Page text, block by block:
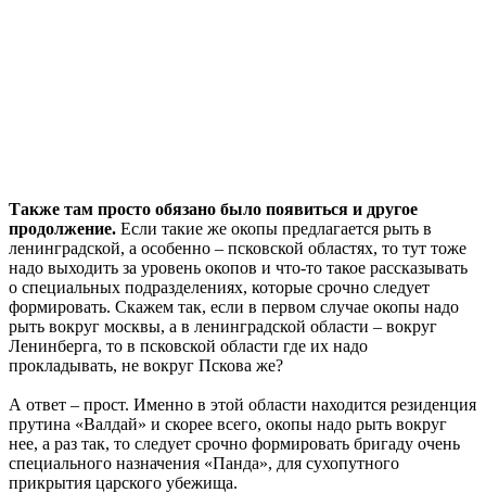
Также там просто обязано было появиться и другое
продолжение. Если такие же окопы предлагается рыть в
ленинградской, а особенно – псковской областях, то тут тоже
надо выходить за уровень окопов и что-то такое рассказывать
о специальных подразделениях, которые срочно следует
формировать. Скажем так, если в первом случае окопы надо
рыть вокруг москвы, а в ленинградской области – вокруг
Ленинберга, то в псковской области где их надо
прокладывать, не вокруг Пскова же?
А ответ – прост. Именно в этой области находится резиденция
прутина «Валдай» и скорее всего, окопы надо рыть вокруг
нее, а раз так, то следует срочно формировать бригаду очень
специального назначения «Панда», для сухопутного
прикрытия царского убежища.